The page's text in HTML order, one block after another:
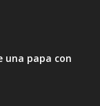
una papa con